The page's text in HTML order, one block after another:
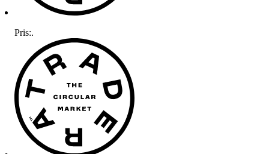
Pris:.